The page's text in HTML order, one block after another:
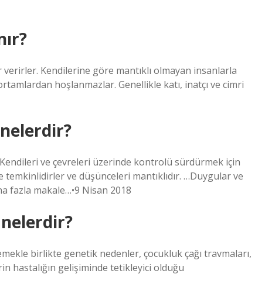
Kendilerine göre mantıklı olmayan insanlarla
hoşlanmazlar. Genellikle katı, inatçı ve cimri
ve çevreleri üzerinde kontrolü sürdürmek için
ve düşünceleri mantıklıdır. …Duygular ve
fazla makale…•9 Nisan 2018
nelerdir?
birlikte genetik nedenler, çocukluk çağı travmaları,
hastalığın gelişiminde tetikleyici olduğu